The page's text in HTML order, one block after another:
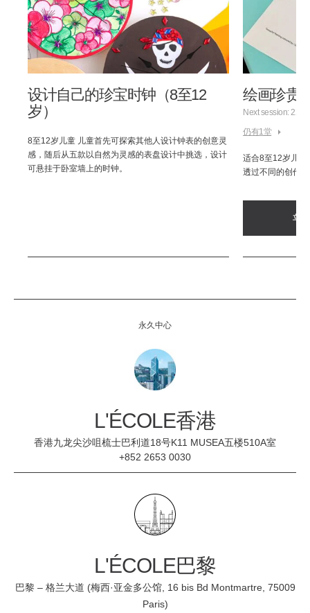
设计自己的珍宝时钟（8至12
岁）
8至12岁儿童 儿童首先可探索其他人设计钟表的创意灵
感，随后从五款以自然为灵感的表盘设计中挑选，设计
可悬挂于卧室墙上的时钟。
绘画珍贵
Next session:
仍有1堂
适合8至12岁儿童
透过不同的创作
立即
永久中心
L'ÉCOLE香港
香港九龙尖沙咀梳士巴利道18号K11 MUSEA五楼510A室
+852 2653 0030
L'ÉCOLE巴黎
巴黎 – 格兰大道 (梅西·亚金多公馆, 16 bis Bd Montmartre, 75009
Paris)